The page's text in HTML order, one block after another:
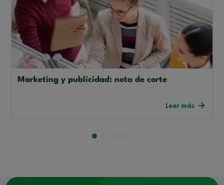
Marketing y publicidad: nota de corte
Leer más